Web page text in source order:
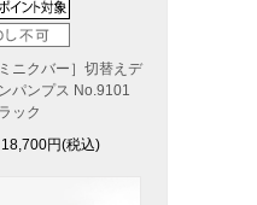
ミニクバー］切替えデ
パンプス No.9101
ック
18,700円(税込)